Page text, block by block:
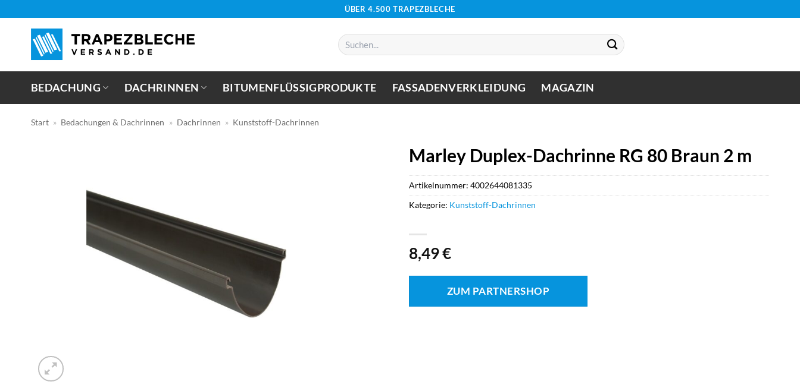
springen
ÜBER 4.500 TRAPEZBLECHE
Suchen
nach:
BEDACHUNG DACHRINNEN BITUMENFLÜSSIGPRODUKTE FASSADENVERKLEIDUNG MAGAZIN
Start » Bedachungen & Dachrinnen » Dachrinnen » Kunststoff-Dachrinnen
Marley Duplex-Dachrinne RG 80 Braun 2 m
8,49€
ZUM PARTNERSHOP
Artikelnummer: 4002644081335
Kategorie: Kunststoff-Dachrinnen